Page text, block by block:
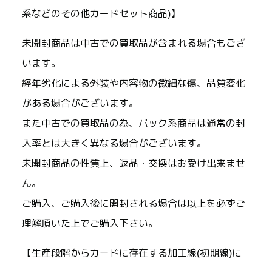
系などのその他カードセット商品)】
未開封商品は中古での買取品が含まれる場合もござ
います。
経年劣化による外装や内容物の微細な傷、品質変化
がある場合がございます。
また中古での買取品の為、パック系商品は通常の封
入率とは大きく異なる場合がございます。
未開封商品の性質上、返品・交換はお受け出来ませ
ん。
ご購入、ご購入後に開封される場合は以上を必ずご
理解頂いた上でご購入下さい。
【生産段階からカードに存在する加工線(初期線)に